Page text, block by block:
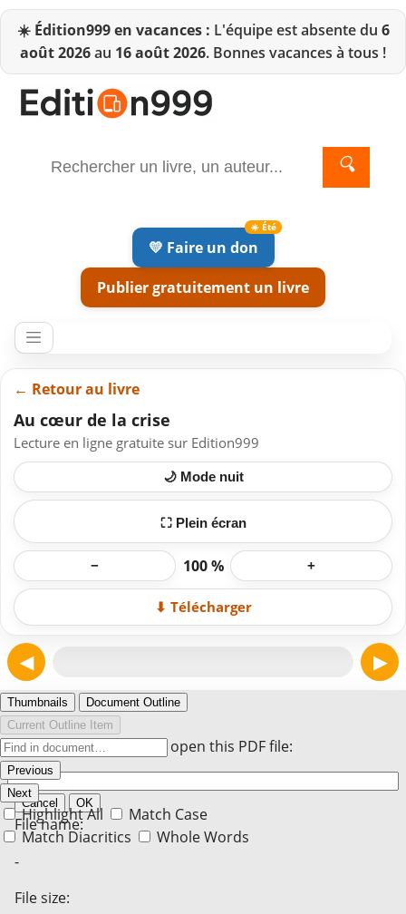
☀️ Édition999 en vacances : L'équipe est absente du 6
août 2026au 16 août 2026. Bonnes vacances à tous !
🔍
💛 Faire un don
Publier gratuitement un livre
← Retour au livre
Au cœur de la crise
Lecture en ligne gratuite sur Edition999
🌙 Mode nuit
⛶ Plein écran
− 100 % +
⬇ Télécharger
◀ ▶
Thumbnails
Document Outline
Current Outline Item
Previous
Next
Highlight All
Match Case
Match Diacritics
Whole Words
Enter the password to open this PDF file:
Cancel OK
File name:
-
File size: